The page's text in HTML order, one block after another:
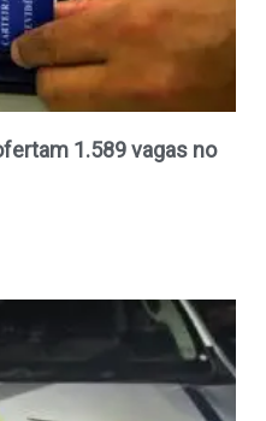
1.589 vagas no